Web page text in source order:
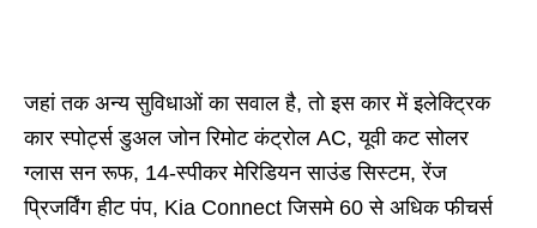
जहां तक ​​अन्य सुविधाओं का सवाल है, तो इस कार में इलेक्ट्रिक
कार स्पोर्ट्स डुअल जोन रिमोट कंट्रोल AC, यूवी कट सोलर
ग्लास सन रूफ, 14-स्पीकर मेरिडियन साउंड सिस्टम, रेंज
प्रिजर्विंग हीट पंप, Kia Connect जिसमे 60 से अधिक फीचर्स